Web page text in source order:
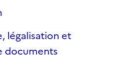
légalisation et
documents